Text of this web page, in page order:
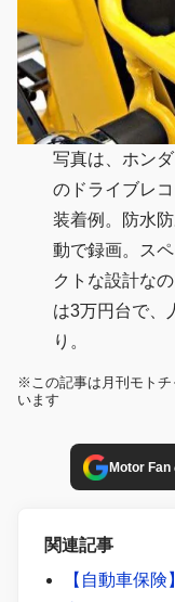
写真は、ホン
のドライブレ
装着例。防水
動で録画。ス
クトな設計な
は3万円台で、
り。
※この記事は月刊モト
います
Motor Fan
関連記事
【自動車保